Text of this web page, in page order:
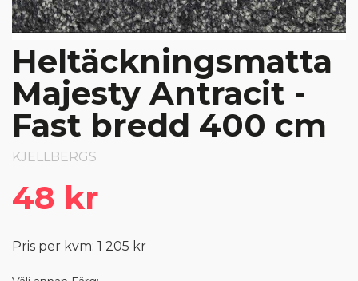
Heltäckningsmatta
Majesty Antracit -
Fast bredd 400 cm
KJELLBERGS
48 kr
Pris per kvm: 1 205 kr